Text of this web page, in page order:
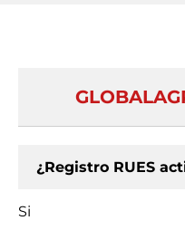
¿Registro RUES
Si